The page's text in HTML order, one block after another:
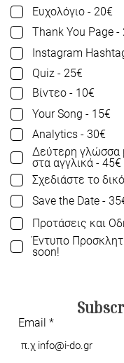
Ευχολόγιο - 20€
Thank You Page -
Instagram
Quiz - 25€
Βίντεο - 10€
Your Song - 15€
Analytics - 30€
Δεύτερη γλώσσα
στα αγγλικά - 45€
Σχεδιάστε το
Save the Date -
Προτάσεις και
Έντυπο
soon!
Email